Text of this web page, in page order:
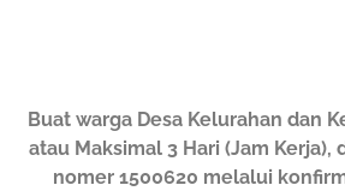
Buat warga Desa Kelurahan dan
atau Maksimal 3 Hari (Jam
nomer 1500620 melalui